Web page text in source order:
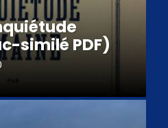
similé PDF)